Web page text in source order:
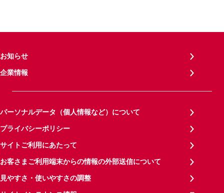
お知らせ
企業情報
パーソナルデータ（個人情報など）について
プライバシーポリシー
サイトご利用にあたって
お客さまご利用端末からの情報の外部送信について
見やすさ・使いやすさの調整